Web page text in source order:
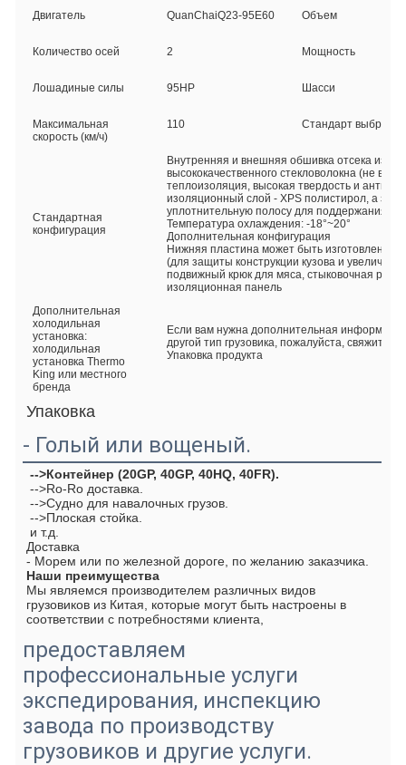
Двигатель QuanChaiQ23-95E60 Объем
Количество осей 2 Мощность
Лошадиные силы 95HP Шасси
Максимальная
скорость (км/ч)
110 Стандарт выбросов
Стандартная
конфигурация
Внутренняя и внешняя обшивка отсека
высококачественного стекловолокна (не
теплоизоляция, высокая твердость и
изоляционный слой - XPS полистирол, а
уплотнительную полосу для поддержания
Температура охлаждения: -18°~20°
Дополнительная конфигурация
Нижняя пластина может быть изготовлена
(для защиты конструкции кузова и
подвижный крюк для мяса, стыковочная
изоляционная панель
Дополнительная
холодильная
установка:
холодильная
установка Thermo
King или местного
бренда
Если вам нужна дополнительная
другой тип грузовика, пожалуйста, свяжитесь
Упаковка продукта
Упаковка
- Голый или вощеный.
-->Контейнер (20GP, 40GP, 40HQ, 40FR).
-->Ro-Ro доставка.
-->Судно для навалочных грузов.
-->Плоская стойка.
и т.д.
Доставка
- Морем или по железной дороге, по желанию заказчика.
Наши преимущества
Мы являемся производителем различных видов
грузовиков из Китая, которые могут быть настроены в
соответствии с потребностями клиента,
предоставляем
профессиональные услуги
экспедирования, инспекцию
завода по производству
грузовиков и другие услуги.